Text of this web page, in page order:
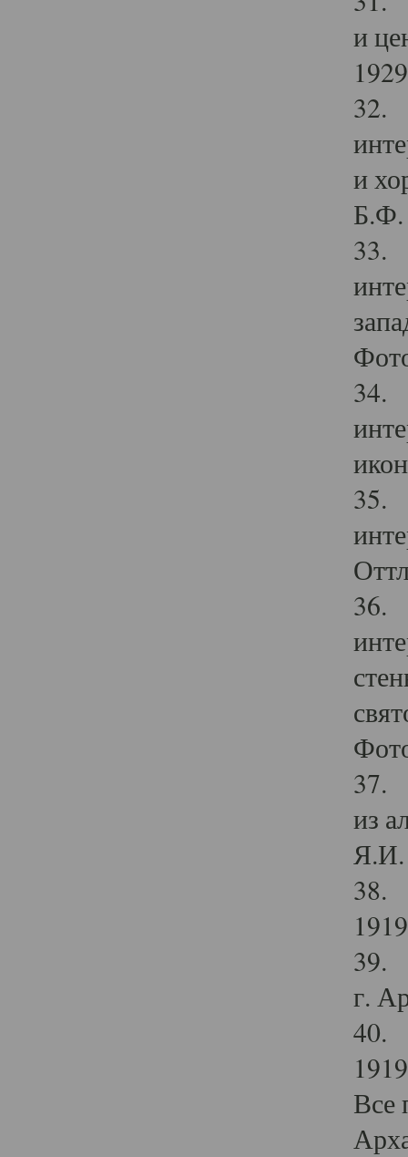
и
32.
и
Б.Ф.
33.
34.
35.
36.
37.
из
Я.И.
38.
39.
г.
40.
Все